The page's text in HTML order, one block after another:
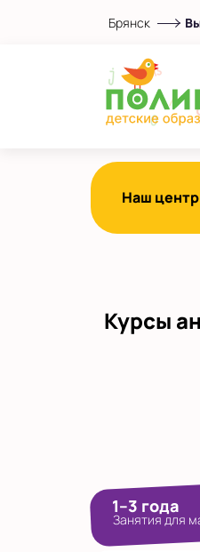
Брянск
Наш центр
Курсы
1–3 года
Занятия для